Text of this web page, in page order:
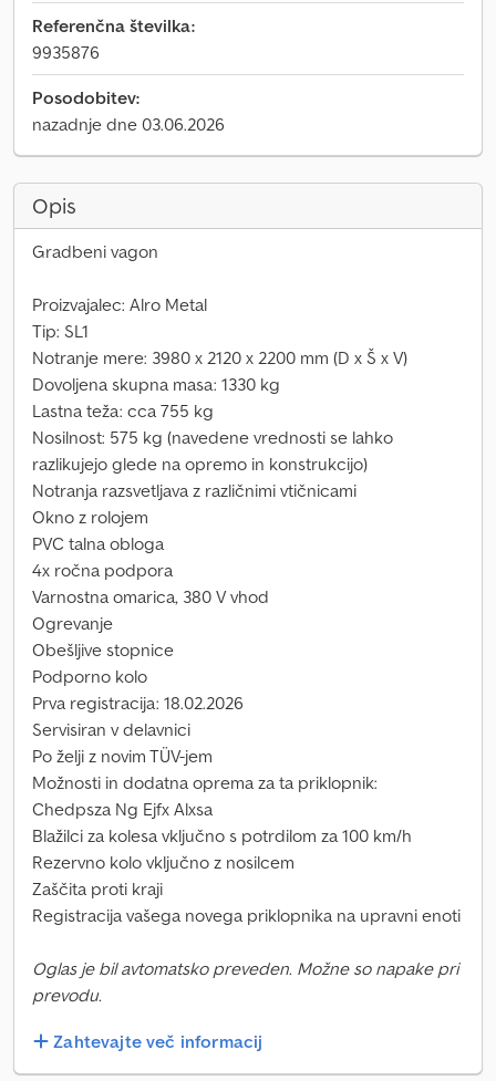
Referenčna številka:
9935876
Posodobitev:
nazadnje dne 03.06.2026
Opis
Gradbeni vagon
Proizvajalec: Alro Metal
Tip: SL1
Notranje mere: 3980 x 2120 x 2200 mm (D x Š x V)
Dovoljena skupna masa: 1330 kg
Lastna teža: cca 755 kg
Nosilnost: 575 kg (navedene vrednosti se lahko
razlikujejo glede na opremo in konstrukcijo)
Notranja razsvetljava z različnimi vtičnicami
Okno z rolojem
PVC talna obloga
4x ročna podpora
Varnostna omarica, 380 V vhod
Ogrevanje
Obešljive stopnice
Podporno kolo
Prva registracija: 18.02.2026
Servisiran v delavnici
Po želji z novim TÜV-jem
Možnosti in dodatna oprema za ta priklopnik:
Chedpsza Ng Ejfx Alxsa
Blažilci za kolesa vključno s potrdilom za 100 km/h
Rezervno kolo vključno z nosilcem
Zaščita proti kraji
Registracija vašega novega priklopnika na upravni enoti
Oglas je bil avtomatsko preveden. Možne so napake pri
prevodu.
Zahtevajte več informacij